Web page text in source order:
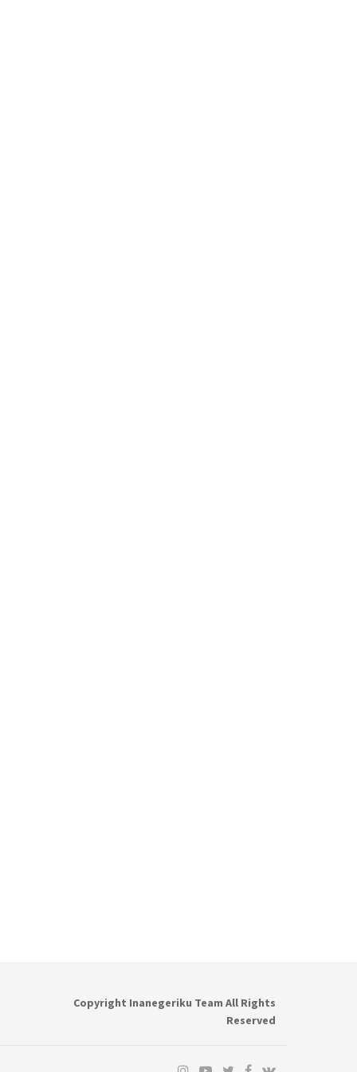
Copyright Inanegeriku Team All Rights
Reserved